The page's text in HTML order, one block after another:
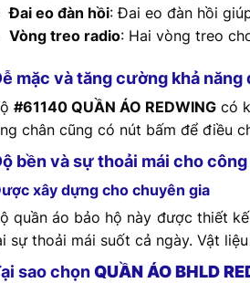
Đai eo đàn hồi: Đai eo đàn hồi
Vòng treo radio: Hai vòng treo
mặc và tăng cường khả năng
#61140 QUẦN ÁO REDWINGcó
chân cũng có nút bấm để điều
bền và sự thoải mái cho
xây dựng cho chuyên gia
quần áo bảo hộ này được thiết
sự thoải mái suốt cả ngày. Vật
sao chọnQUẦN ÁO BHLD